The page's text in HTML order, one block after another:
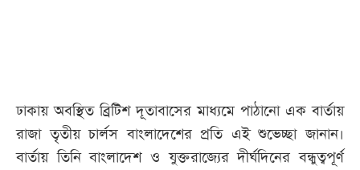
পেপার
ঢাকায় অবস্থিত ব্রিটিশ দূতাবাসের মাধ্যমে পাঠানো এক বার্তায়
রাজা তৃতীয় চার্লস বাংলাদেশের প্রতি এই শুভেচ্ছা জানান।
বার্তায় তিনি বাংলাদেশ ও যুক্তরাজ্যের দীর্ঘদিনের বন্ধুত্বপূর্ণ